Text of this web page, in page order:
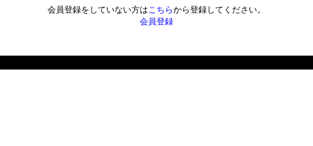
会員登録をしていない方はこちらから登録してください。
会員登録